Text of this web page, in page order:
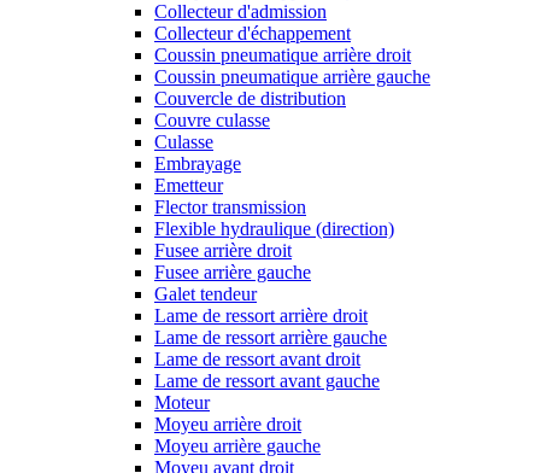
Collecteur d'admission
Collecteur d'échappement
Coussin pneumatique arrière droit
Coussin pneumatique arrière gauche
Couvercle de distribution
Couvre culasse
Culasse
Embrayage
Emetteur
Flector transmission
Flexible hydraulique (direction)
Fusee arrière droit
Fusee arrière gauche
Galet tendeur
Lame de ressort arrière droit
Lame de ressort arrière gauche
Lame de ressort avant droit
Lame de ressort avant gauche
Moteur
Moyeu arrière droit
Moyeu arrière gauche
Moyeu avant droit